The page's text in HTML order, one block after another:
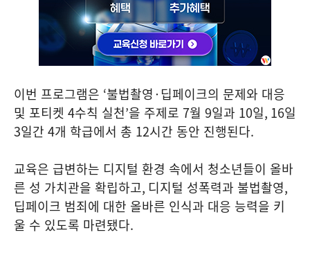
이번 프로그램은 ‘불법촬영· 딥페이크의 문제와 대응
및 포티켓 4수칙 실천’을 주제로 7월 9일과 10일, 16일
3일간 4개 학급에서 총 12시간 동안 진행된다.
교육은 급변하는 디지털 환경 속에서 청소년들이 올바
른 성 가치관을 확립하고, 디지털 성폭력과 불법촬영,
딥페이크 범죄에 대한 올바른 인식과 대응 능력을 키
울 수 있도록 마련됐다.